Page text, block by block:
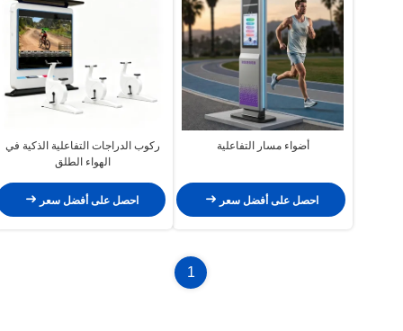
أضواء مسار التفاعلية
احصل على أفضل سعر
ركوب الدراجات التفاعلية الذكية في
الهواء الطلق
احصل على أفضل سعر
1